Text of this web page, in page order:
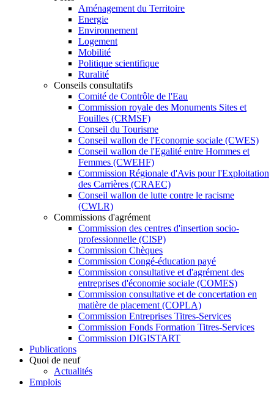
Aménagement du Territoire
Energie
Environnement
Logement
Mobilité
Politique scientifique
Ruralité
Conseils consultatifs
Comité de Contrôle de l'Eau
Commission royale des Monuments Sites et
Fouilles (CRMSF)
Conseil du Tourisme
Conseil wallon de l'Economie sociale (CWES)
Conseil wallon de l'Egalité entre Hommes et
Femmes (CWEHF)
Commission Régionale d'Avis pour l'Exploitation
des Carrières (CRAEC)
Conseil wallon de lutte contre le racisme
(CWLR)
Commissions d'agrément
Commission des centres d'insertion socio-
professionnelle (CISP)
Commission Chèques
Commission Congé-éducation payé
Commission consultative et d'agrément des
entreprises d'économie sociale (COMES)
Commission consultative et de concertation en
matière de placement (COPLA)
Commission Entreprises Titres-Services
Commission Fonds Formation Titres-Services
Commission DIGISTART
Publications
Quoi de neuf
Actualités
Emplois